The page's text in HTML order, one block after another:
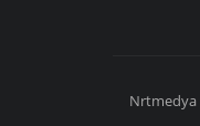
Nrtmedya